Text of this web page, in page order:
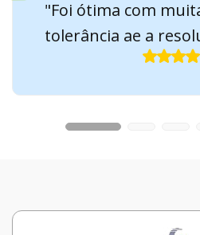
"Foi ótima com
tolerância ae a